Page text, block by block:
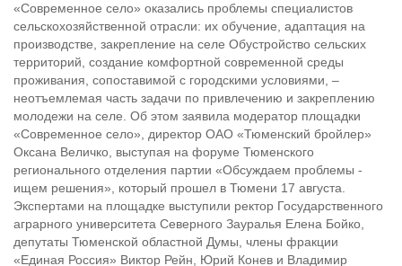
«Современное село» оказались проблемы специалистов
сельскохозяйственной отрасли: их обучение, адаптация на
производстве, закрепление на селе Обустройство сельских
территорий, создание комфортной современной среды
проживания, сопоставимой с городскими условиями, –
неотъемлемая часть задачи по привлечению и закреплению
молодежи на селе. Об этом заявила модератор площадки
«Современное село», директор ОАО «Тюменский бройлер»
Оксана Величко, выступая на форуме Тюменского
регионального отделения партии «Обсуждаем проблемы -
ищем решения», который прошел в Тюмени 17 августа.
Экспертами на площадке выступили ректор Государственного
аграрного университета Северного Зауралья Елена Бойко,
депутаты Тюменской областной Думы, члены фракции
«Единая Россия» Виктор Рейн, Юрий Конев и Владимир